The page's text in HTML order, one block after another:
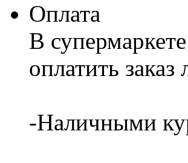
Оплата
В
оплатить
-Наличными